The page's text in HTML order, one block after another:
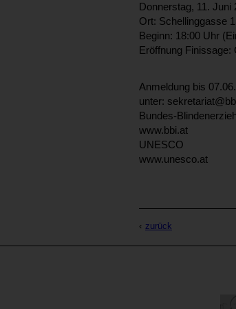
Donnerstag, 11. Juni
Ort: Schellinggasse
Beginn: 18:00 Uhr
Eröffnung
Anmeldung bis
unter:
Bundes-
www.bbi.at
UNESCO
www.unesco.at
zurück